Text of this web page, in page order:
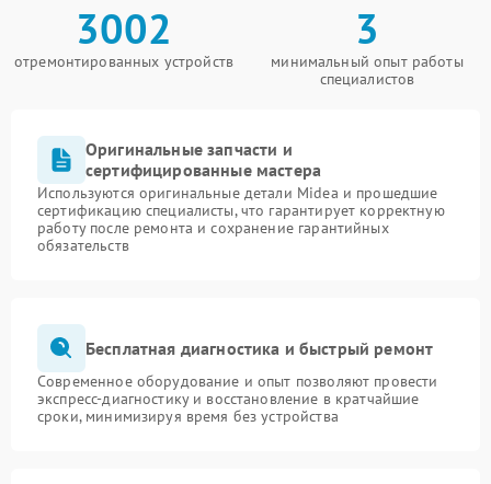
3002
отремонтированных устройств
3
минимальный опыт работы
специалистов
Оригинальные запчасти и
сертифицированные мастера
Используются оригинальные детали Midea и прошедшие
сертификацию специалисты, что гарантирует корректную
работу после ремонта и сохранение гарантийных
обязательств
Бесплатная диагностика и быстрый ремонт
Современное оборудование и опыт позволяют провести
экспресс-диагностику и восстановление в кратчайшие
сроки, минимизируя время без устройства